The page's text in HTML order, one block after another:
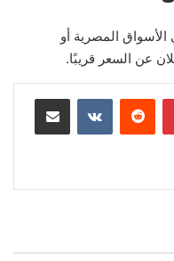
المصرية أو
عن السعر قريبًا.
بينتيريست مشاركة عبر البريد